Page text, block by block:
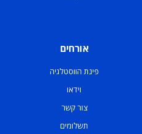
אורחים
פינת הווסטלגיה
וידאו
צור קשר
תשלומים